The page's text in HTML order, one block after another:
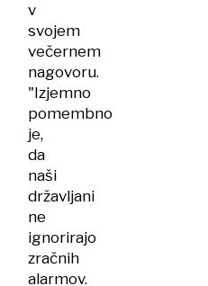
v
svojem
večernem
nagovoru.
"Izjemno
pomembno
je,
da
naši
državljani
ne
ignorirajo
zračnih
alarmov.